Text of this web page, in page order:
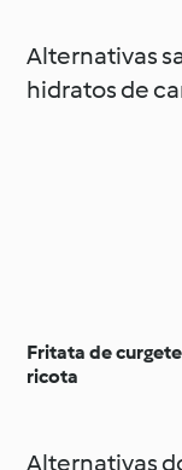
Alternativas
hidratos de
Fritata de
ricota
Alternativas